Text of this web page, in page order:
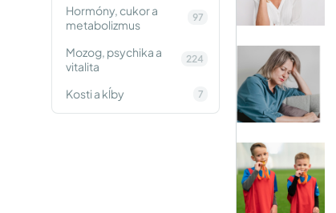
Hormóny, cukor a
metabolizmus
97
Mozog, psychika a
vitalita
224
Kosti a kĺby 7